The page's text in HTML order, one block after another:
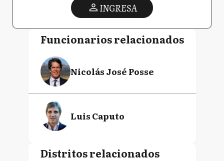
INGRESA
Funcionarios relacionados
Nicolás José Posse
Luis Caputo
Distritos relacionados